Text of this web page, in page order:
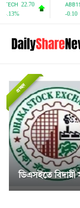
প্রচ্ছদ